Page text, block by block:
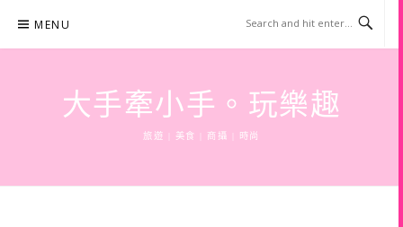
content
MENU
大手牽小手。玩樂趣
旅遊 | 美食 | 商攝 | 時尚